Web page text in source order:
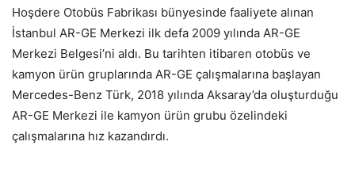
Hoşdere Otobüs Fabrikası bünyesinde faaliyete alınan
İstanbul AR-GE Merkezi ilk defa 2009 yılında AR-GE
Merkezi Belgesi’ni aldı. Bu tarihten itibaren otobüs ve
kamyon ürün gruplarında AR-GE çalışmalarına başlayan
Mercedes-Benz Türk, 2018 yılında Aksaray’da oluşturduğu
AR-GE Merkezi ile kamyon ürün grubu özelindeki
çalışmalarına hız kazandırdı.